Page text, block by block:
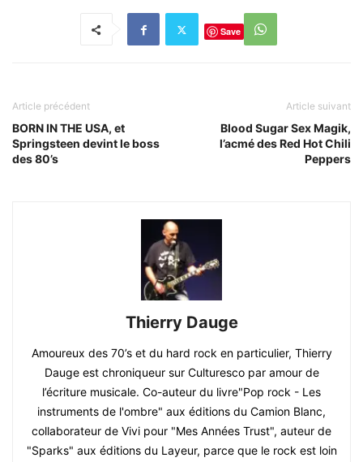
Save
Article précédent
BORN IN THE USA, et
Springsteen devint le boss
des 80’s
Article suivant
Blood Sugar Sex Magik,
l’acmé des Red Hot Chili
Peppers
Thierry Dauge
Amoureux des 70’s et du hard rock en particulier, Thierry
Dauge est chroniqueur sur Culturesco par amour de
l’écriture musicale. Co-auteur du livre"Pop rock - Les
instruments de l'ombre" aux éditions du Camion Blanc,
collaborateur de Vivi pour "Mes Années Trust", auteur de
"Sparks" aux éditions du Layeur, parce que le rock est loin